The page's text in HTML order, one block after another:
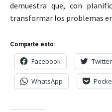
demuestra que, con
transformar los problemas
Comparte esto:
Facebook Twitter
WhatsApp